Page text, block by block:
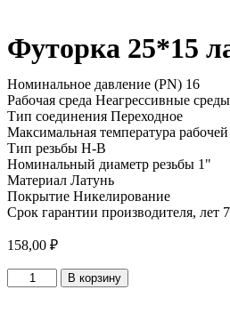
Футорка 25*15
Номинальное давление (PN) 16
Рабочая среда Неагрессивные среды
Тип соединения Переходное
Максимальная температура
Тип резьбы Н-В
Номинальный диаметр резьбы 1"
Материал Латунь
Покрытие Никелирование
Срок гарантии производителя, лет 7
158,00 ₽
Количество
товара
В корзину